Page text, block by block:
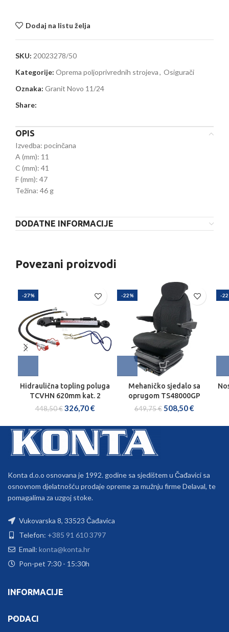
Dodaj na listu želja
SKU: 20023278/50
Kategorije: Oprema poljoprivrednih strojeva, Osigurači
Oznaka: Granit Novo 11/24
Share:
OPIS
Izvedba: pocinčana
A (mm): 11
C (mm): 41
F (mm): 47
Težina: 46 g
DODATNE INFORMACIJE
Povezani proizvodi
-27%
Hidraulična topling poluga
TCVHN 620mm kat. 2
448,50€ 326,70€
-22%
Mehaničko sjedalo sa
oprugom TS48000GP
649,75€ 508,50€
-
Konta d.o.o osnovana je 1992. godine sa sjedištem u Čađavici sa
osnovnom djelatnošću prodaje opreme za mužnju firme Delaval, te
pomagalima za uzgoj stoke.
Vukovarska 8, 33523 Čađavica
Telefon: +385 91 610 3797
Email: konta@konta.hr
Pon-pet 7:30 - 15:30h
INFORMACIJE
PODACI